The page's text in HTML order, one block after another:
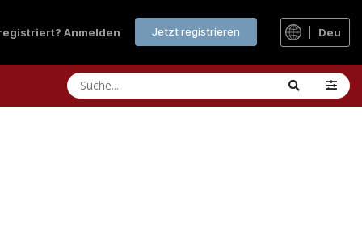
Anmelden Jetzt registrieren Deu